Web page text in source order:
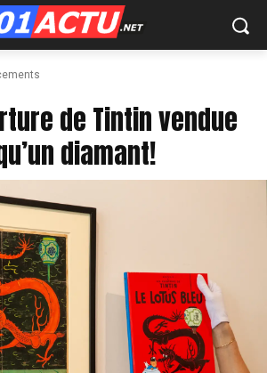
de Tintin vendue
diamant!